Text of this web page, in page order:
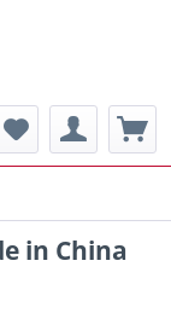
in China